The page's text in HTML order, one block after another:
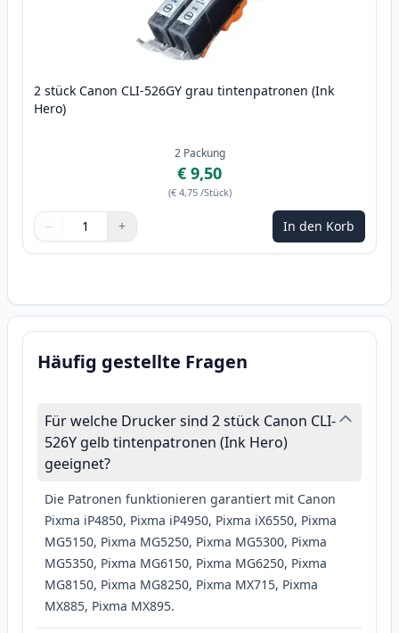
2 stück Canon CLI-526GY grau tintenpatronen (Ink
Hero)
2 Packung
€ 9,50
(€ 4,75 /Stück)
Menge
Verwenden Sie die Tasten, um anzupassen
− +
Menge 1 In den Korb
Häufig gestellte Fragen
Für welche Drucker sind 2 stück Canon CLI-
526Y gelb tintenpatronen (Ink Hero)
geeignet?
Die Patronen funktionieren garantiert mit Canon
Pixma iP4850, Pixma iP4950, Pixma iX6550, Pixma
MG5150, Pixma MG5250, Pixma MG5300, Pixma
MG5350, Pixma MG6150, Pixma MG6250, Pixma
MG8150, Pixma MG8250, Pixma MX715, Pixma
MX885, Pixma MX895.